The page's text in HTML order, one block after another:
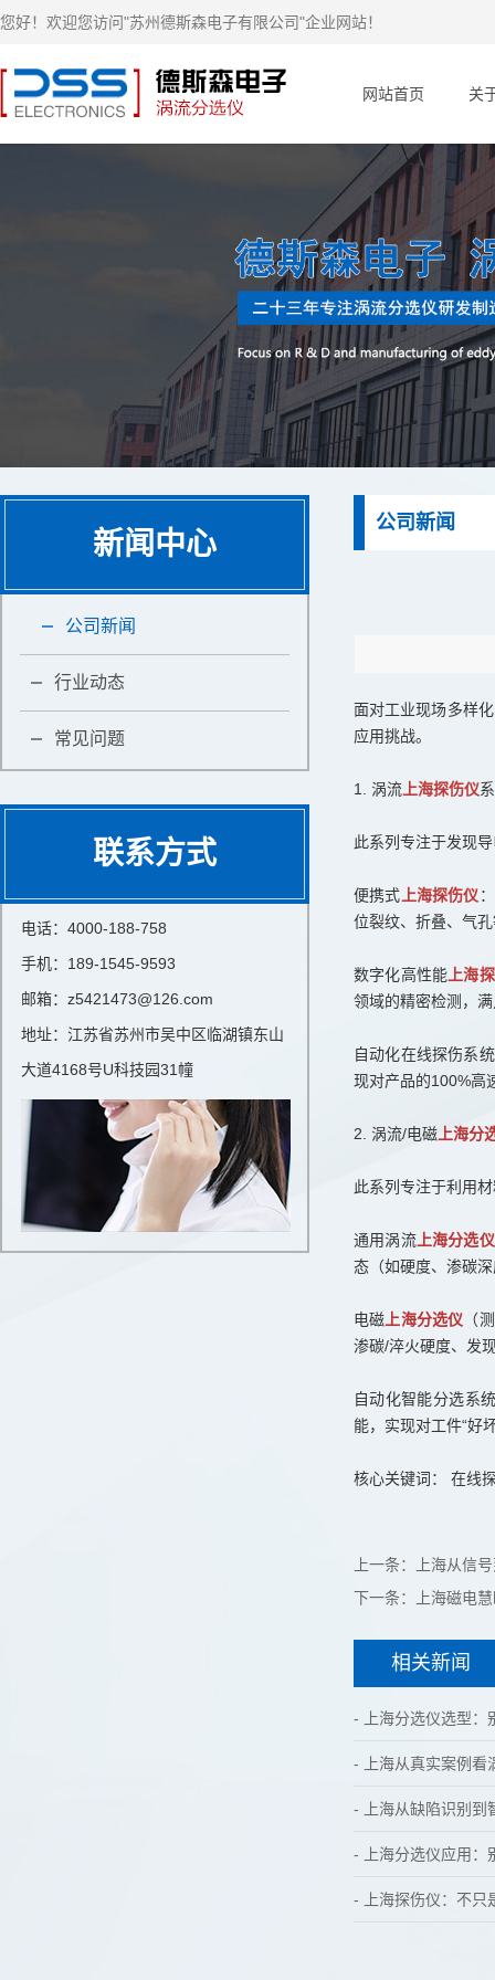
您好！欢迎您访问"苏州德斯森电子有限公司"企业网站！
网站首页 关
新闻中心
公司新闻
行业动态
常见问题
联系方式
电话：4000-188-758
手机：189-1545-9593
邮箱：z5421473@126.com
地址：江苏省苏州市吴中区临湖镇东山
大道4168号U科技园31幢
公司新闻
面对工业现场多样
应用挑战。
1. 涡流 上海探伤仪
此系列专注于发现
便携式 上海探伤仪
位裂纹、折叠、气
数字化高性能 上海
领域的精密检测，
自动化在线探伤系
现对产品的100%高
2. 涡流/电磁 上海分
此系列专注于利用
通用涡流上海分选仪
态（如硬度、渗碳
电磁 上海分选仪 （
渗碳/淬火硬度、发
自动化智能分选系
能，实现对工件“好
核心关键词： 在线
上一条：
上海从信
下一条：
上海磁电
相关新闻
- 上海分选仪选型：
- 上海从真实案例看
- 上海从缺陷识别到
- 上海分选仪应用：
- 上海探伤仪：不只